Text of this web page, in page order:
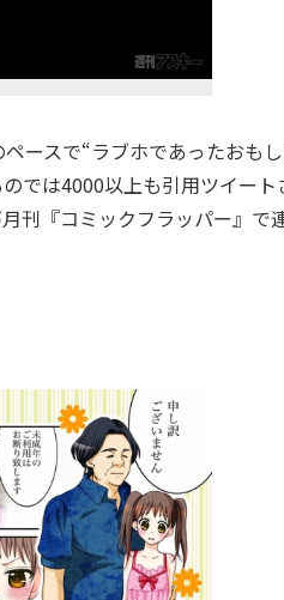
ースで“ラブホであったおも
では4000以上も引用ツイー
刊『コミックフラッパー』で